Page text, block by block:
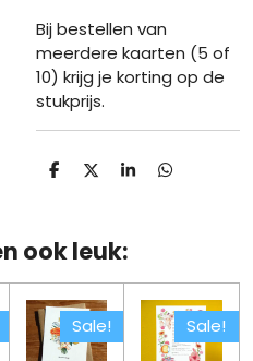
Bij bestellen van
meerdere kaarten (5 of
10) krijg je korting op de
stukprijs.
D
n
D S
e
D
ook leuk:
Sale! Sale!